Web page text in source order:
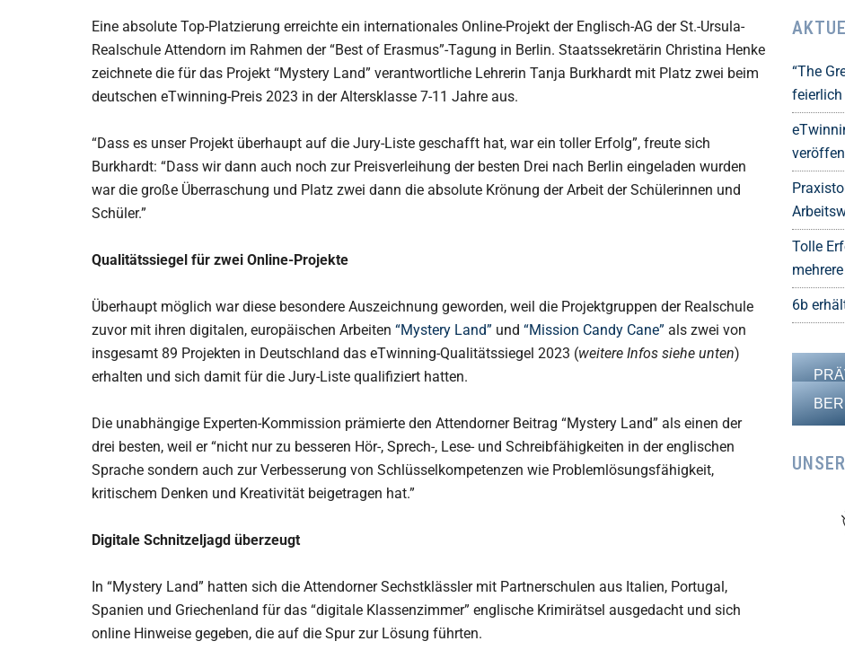
Eine absolute Top-Platzierung erreichte ein internationales Online-Projekt der Englisch-AG der St.-Ursula-
Realschule Attendorn im Rahmen der “Best of Erasmus”-Tagung in Berlin. Staatssekretärin Christina Henke
zeichnete die für das Projekt “Mystery Land” verantwortliche Lehrerin Tanja Burkhardt mit Platz zwei beim
deutschen eTwinning-Preis 2023 in der Altersklasse 7-11 Jahre aus.
“Dass es unser Projekt überhaupt auf die Jury-Liste geschafft hat, war ein toller Erfolg”, freute sich
Burkhardt: “Dass wir dann auch noch zur Preisverleihung der besten Drei nach Berlin eingeladen wurden
war die große Überraschung und Platz zwei dann die absolute Krönung der Arbeit der Schülerinnen und
Schüler.”
Qualitätssiegel für zwei Online-Projekte
Überhaupt möglich war diese besondere Auszeichnung geworden, weil die Projektgruppen der Realschule
zuvor mit ihren digitalen, europäischen Arbeiten “Mystery Land” und “Mission Candy Cane” als zwei von
insgesamt 89 Projekten in Deutschland das eTwinning-Qualitätssiegel 2023 (weitere Infos siehe unten)
erhalten und sich damit für die Jury-Liste qualifiziert hatten.
Die unabhängige Experten-Kommission prämierte den Attendorner Beitrag “Mystery Land” als einen der
drei besten, weil er “nicht nur zu besseren Hör-, Sprech-, Lese- und Schreibfähigkeiten in der englischen
Sprache sondern auch zur Verbesserung von Schlüsselkompetenzen wie Problemlösungsfähigkeit,
kritischem Denken und Kreativität beigetragen hat.”
Digitale Schnitzeljagd überzeugt
In “Mystery Land” hatten sich die Attendorner Sechstklässler mit Partnerschulen aus Italien, Portugal,
Spanien und Griechenland für das “digitale Klassenzimmer” englische Krimirätsel ausgedacht und sich
online Hinweise gegeben, die auf die Spur zur Lösung führten.
“The
feierlich
Tolle
6b